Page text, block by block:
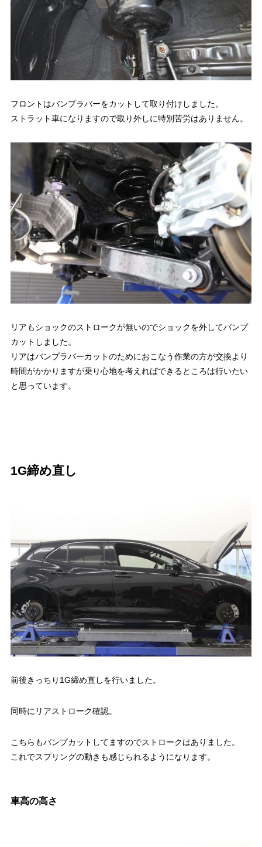
フロントはバンプラバーをカットして取り付けしました。
ストラット車になりますので取り外しに特別苦労はありません。
リアもショックのストロークが無いのでショックを外してバンプ
カットしました。
リアはバンプラバーカットのためにおこなう作業の方が交換より
時間がかかりますが乗り心地を考えればできるところは行いたい
と思っています。
1G締め直し
前後きっちり1G締め直しを行いました。
同時にリアストローク確認。
こちらもバンプカットしてますのでストロークはありました。
これでスプリングの動きも感じられるようになります。
車高の高さ